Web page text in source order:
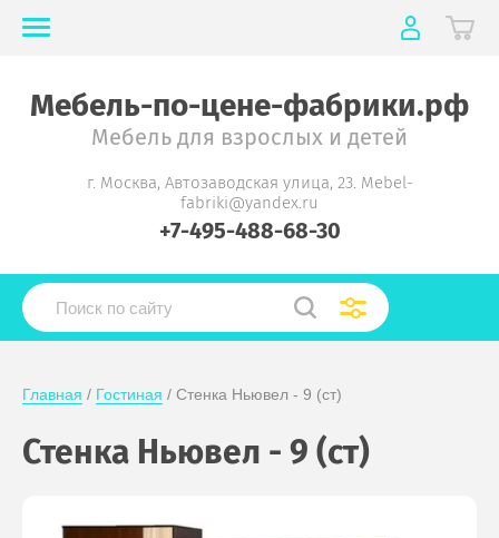
Мебель-по-цене-фабрики.рф
Мебель для взрослых и детей
г. Москва, Автозаводская улица, 23. Mebel-
fabriki@yandex.ru
+7-495-488-68-30
Главная / Гостиная / Стенка Ньювел - 9 (ст)
Стенка Ньювел - 9 (ст)